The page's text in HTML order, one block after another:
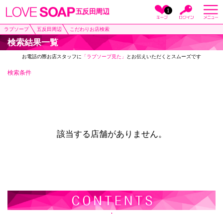
五反田周辺 1
ラブソープ 五反田周辺 こだわりお店検索
検索結果一覧
お電話の際お店スタッフに 「ラブソープ見た」 とお伝えいただくとスムーズです
検索条件
該当する店舗がありません。